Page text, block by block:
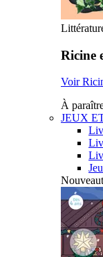
Ricine
Voir
À
JEUX